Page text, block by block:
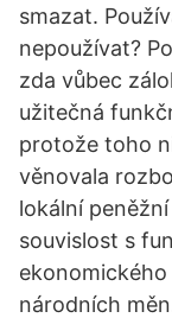
smazat.
nepoužívat?
zda vůbec
užitečná
protože toho
věnovala
lokální
souvislost s
národních